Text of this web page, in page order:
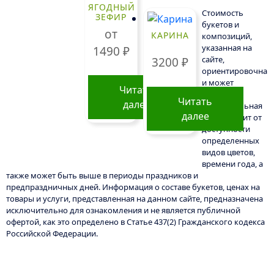
ЯГОДНЫЙ
ЗЕФИР
от
1490 ₽
Читать
далее
вариаций.
Опции
можно
выбрать
КАРИНА
3200 ₽
Читать
далее
Стоимость
букетов и
композиций,
указанная на
сайте,
ориентировочна
и может
Окончательная
цена зависит от
доступности
определенных
видов цветов,
времени года, а
также может быть выше в периоды праздников и
предпраздничных дней. Информация о составе букетов, ценах на
товары и услуги, представленная на данном сайте, предназначена
исключительно для ознакомления и не является публичной
офертой, как это определено в Статье 437(2) Гражданского кодекса
Российской Федерации.